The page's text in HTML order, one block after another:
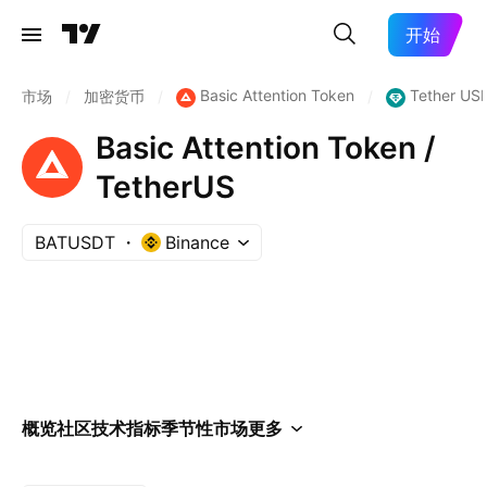
开始
市场 加密货币 Basic Attention Token Tether
Basic Attention Token /
TetherUS
BATUSDT Binance
概览社区技术指标季节性市场更多